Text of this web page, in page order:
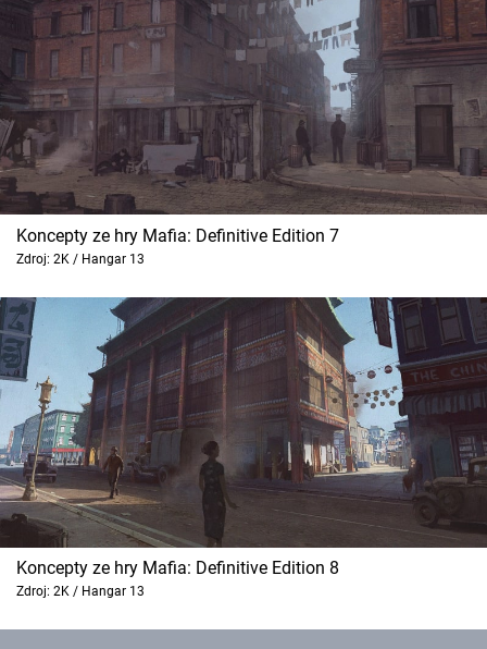
Koncepty ze hry Mafia: Definitive Edition 7
Zdroj: 2K / Hangar 13
Koncepty ze hry Mafia: Definitive Edition 8
Zdroj: 2K / Hangar 13